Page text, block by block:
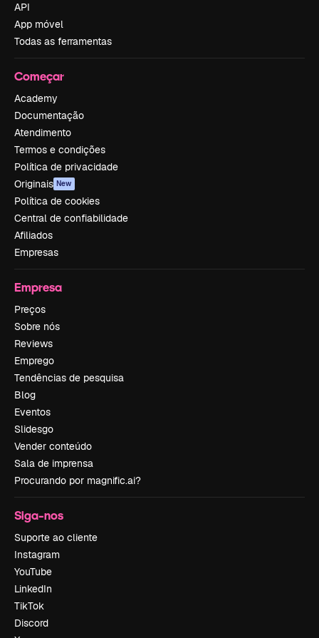
API
App móvel
Todas as ferramentas
Começar
Academy
Documentação
Atendimento
Termos e condições
Política de privacidade
Originais New
Política de cookies
Central de confiabilidade
Afiliados
Empresas
Empresa
Preços
Sobre nós
Reviews
Emprego
Tendências de pesquisa
Blog
Eventos
Slidesgo
Vender conteúdo
Sala de imprensa
Procurando por magnific.ai?
Siga-nos
Suporte ao cliente
Instagram
YouTube
LinkedIn
TikTok
Discord